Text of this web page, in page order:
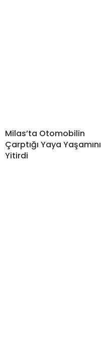
Milas’ta Otomobilin
Çarptığı Yaya Yaşamını
Yitirdi